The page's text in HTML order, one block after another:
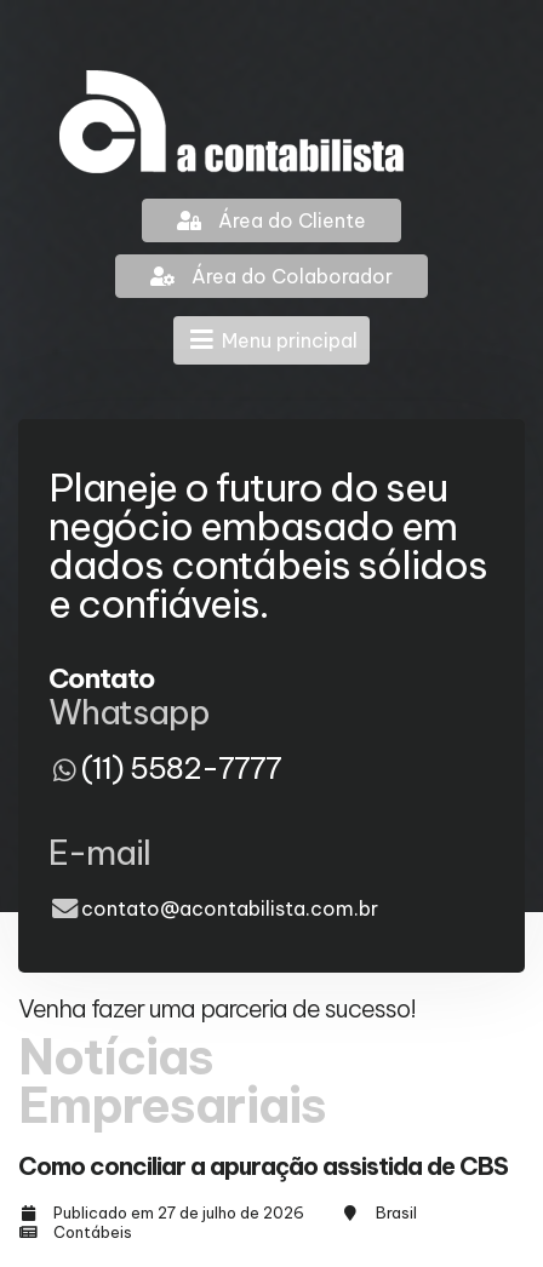
Área do Cliente
Área do Colaborador
Menu principal
Planeje o futuro do seu
negócio embasado em
dados contábeis sólidos
e confiáveis.
Contato
Whatsapp
(11) 5582-7777
E-mail
contato@acontabilista.com.br
Venha fazer uma parceria de sucesso!
Notícias
Empresariais
Como conciliar a apuração assistida de CBS
Publicado em 27 de julho de 2026
Brasil
Contábeis